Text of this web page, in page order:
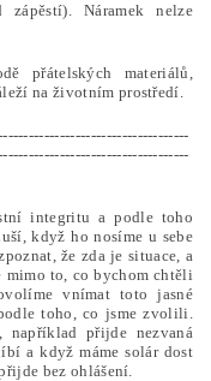
Náramek nelze
přátelských materiálů,
na životním prostředí.
integritu a podle toho
když ho nosíme u sebe
že zda je situace, a
mimo to, co bychom chtěli
vnímat toto jasné
toho, co jsme zvolili.
například přijde nezvaná
a když máme solár dost
bez ohlášení.